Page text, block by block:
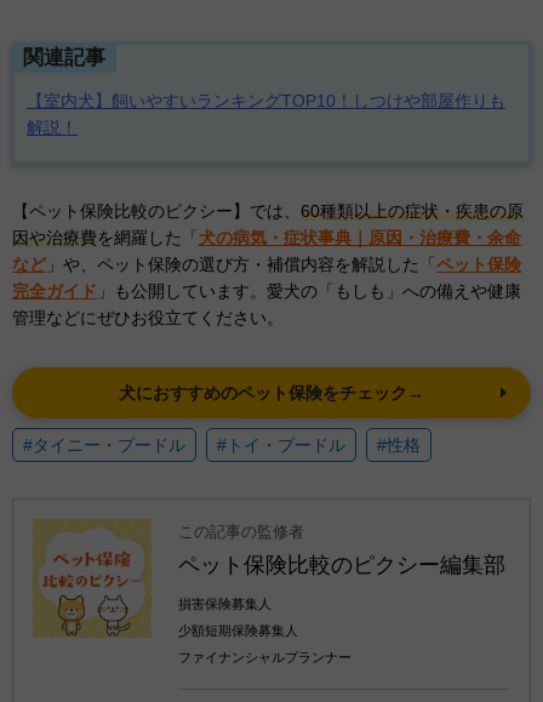
関連記事
【室内犬】飼いやすいランキングTOP10！しつけや部屋作りも
解説！
【ペット保険比較のピクシー】では、 60種類以上の症状・疾患の原
因や治療費を網羅した「 犬の病気・症状事典｜原因・治療費・余命
など」や、ペット保険の選び方・補償内容を解説した「 ペット保険
完全ガイド 」も公開しています。愛犬の「もしも」への備えや健康
管理などにぜひお役立てください。
犬におすすめのペット保険をチェック→
#タイニー・プードル #トイ・プードル #性格
この記事の監修者
ペット保険比較のピクシー編集部
損害保険募集人
少額短期保険募集人
ファイナンシャルプランナー